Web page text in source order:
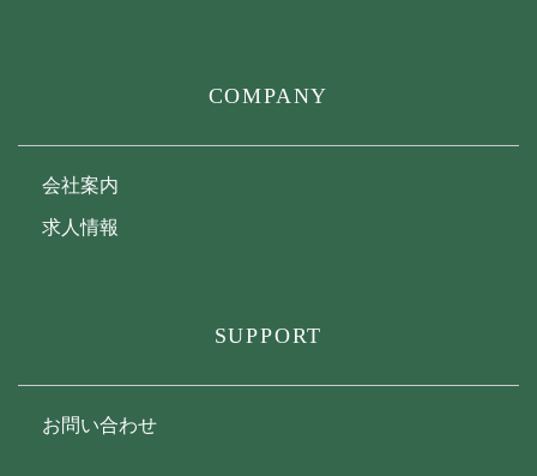
COMPANY
会社案内
求人情報
SUPPORT
お問い合わせ